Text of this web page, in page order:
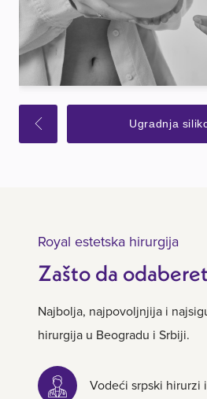
Ugradnja
Royal estetska hirurgija
Zašto da
Najbolja, najpovoljnjija i
hirurgija u Beogradu i Srbiji.
Vodeći srpski hirurzi